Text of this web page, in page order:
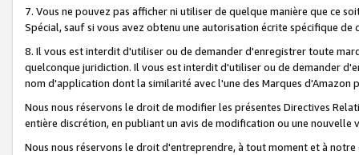
7. Vous ne pouvez pas afficher ni utiliser de quelque manière que ce
Spécial, sauf si vous avez obtenu une autorisation écrite spécifique de
8. Il vous est interdit d'utiliser ou de demander d'enregistrer toute
quelconque juridiction. Il vous est interdit d'utiliser ou de demander
nom d'application dont la similarité avec l'une des Marques
Nous nous réservons le droit de modifier les présentes Directives
entière discrétion, en publiant un avis de modification ou une nouvelle
Nous nous réservons le droit d'entreprendre, à tout moment et à